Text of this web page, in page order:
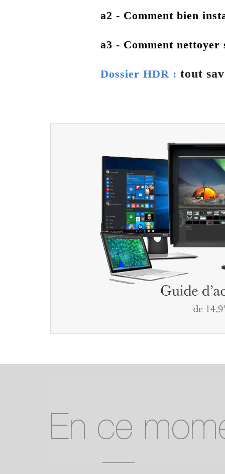
a2 - Comment bien
a3 - Comment nettoyer
Dossier HDR : tout